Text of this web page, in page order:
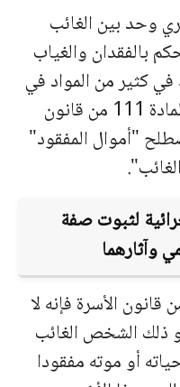
وحد بين الغائب
بالفقدان والغياب
في كثير من المواد في
ترجمتها بالفرنسية فمثلا نص المادة 111 من قانون
"أموال المفقود"
لثبوت صفة
وآثارهما
إلى نص المادة 109 من قانون الأسرة فإنه لا
ذلك الشخص الغائب
أو موته مفقودا